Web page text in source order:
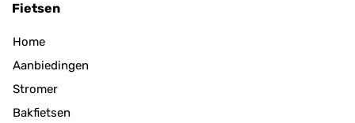
Fietsen
Home
Aanbiedingen
Stromer
Bakfietsen